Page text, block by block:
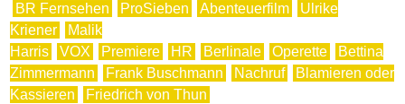
BR Fernsehen ProSieben Abenteuerfilm
Ulrike
Kriener
Malik
Harris
VOX Premiere HR Berlinale Operette
Bettina
Zimmermann
Frank Buschmann Nachruf
Blamieren oder
Kassieren
Friedrich von Thun